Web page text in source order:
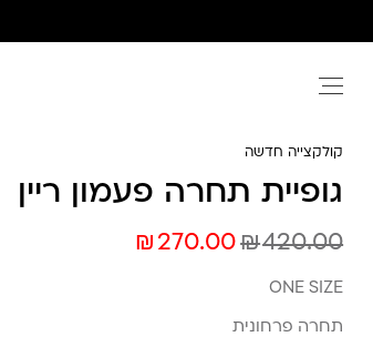
קולקצייה חדשה
גופיית תחרה פעמון ריין
₪ 270.00₪420.00
ONE SIZE
תחרה פרחונית